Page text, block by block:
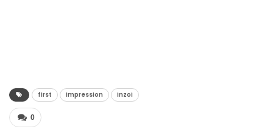
first impression inzoi
0